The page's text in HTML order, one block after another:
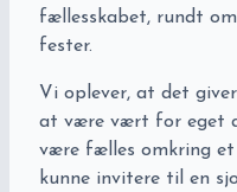
fællesskabet, rundt
fester.
Vi oplever, at det
at være vært for eget
være fælles omkring
kunne invitere til en